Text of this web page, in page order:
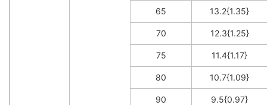
65 13.2{1.35}
70 12.3{1.25}
75 11.4{1.17}
80 10.7{1.09}
90 9.5{0.97}